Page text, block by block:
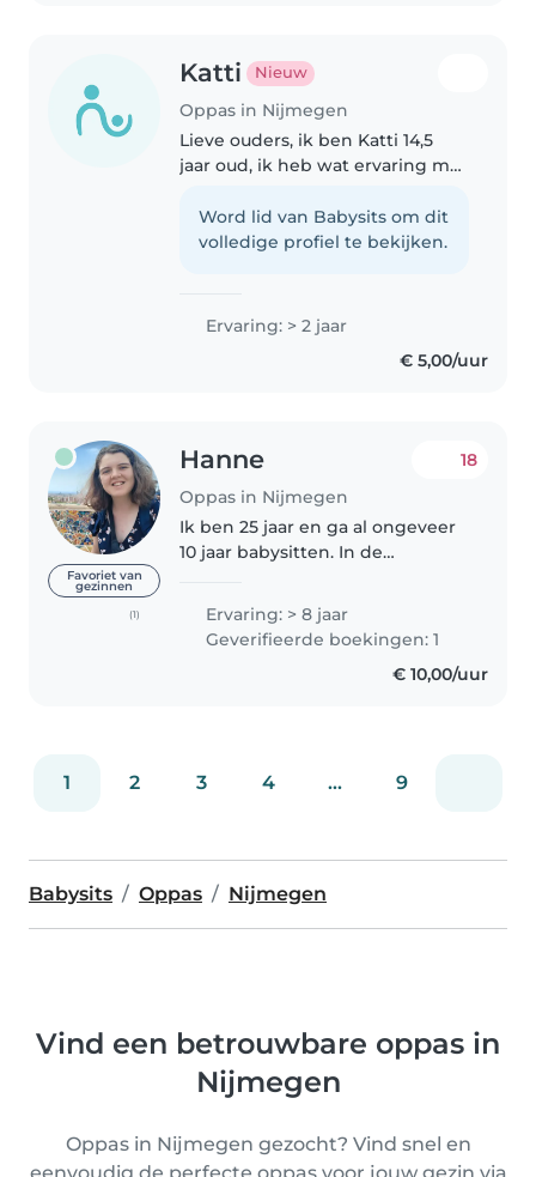
Katti Nieuw
Oppas in Nijmegen
Lieve ouders, ik ben Katti 14,5
jaar oud, ik heb wat ervaring met
hou van activiteiten en samen
met het kind leuke dingen
Word lid van Babysits om dit
volledige profiel te bekijken.
Ervaring: > 2 jaar
€ 5,00/uur
Favoriet van
gezinnen
(1)
Hanne
Oppas in Nijmegen
18
Ik ben 25 jaar en ga al ongeveer
10 jaar babysitten. In de
oppassen bij kinderen van 6
maanden tot 14 jaar, ervaring
met alle leeftijden dus. In juni
Ervaring: > 8 jaar
Geverifieerde boekingen: 1
€ 10,00/uur
1 2 3 4 ... 9
Babysits Oppas Nijmegen
Vind een betrouwbare oppas in
Nijmegen
Oppas in Nijmegen gezocht? Vind snel en